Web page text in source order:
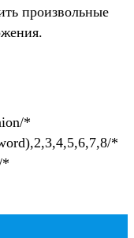
произвольные
*
*
*